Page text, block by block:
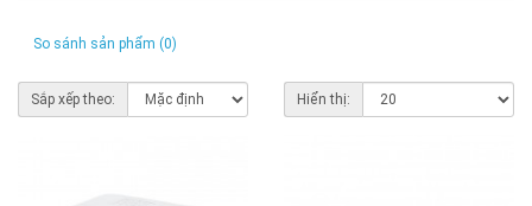
So sánh sản phẩm (0)
Sắp xếp theo: Hiển thị: